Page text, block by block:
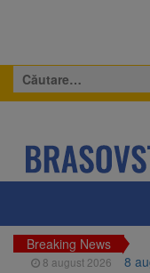
Caută
după:
Breaking News
8 august 2026
8